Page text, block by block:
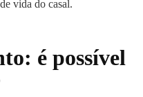
vida do casal.
é possível